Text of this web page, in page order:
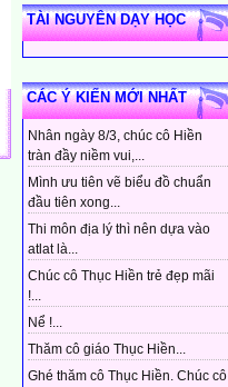
TÀI NGUYÊN DẠY HỌC
CÁC Ý KIẾN MỚI NHẤT
Nhân ngày 8/3, chúc cô Hiền
tràn đầy niềm vui,...
Mình ưu tiên vẽ biểu đồ chuẩn
đầu tiên xong...
Thi môn địa lý thì nên dựa vào
atlat là...
Chúc cô Thục Hiền trẻ đẹp mãi
!...
Nể !...
Thăm cô giáo Thục Hiền...
Ghé thăm cô Thục Hiền. Chúc cô